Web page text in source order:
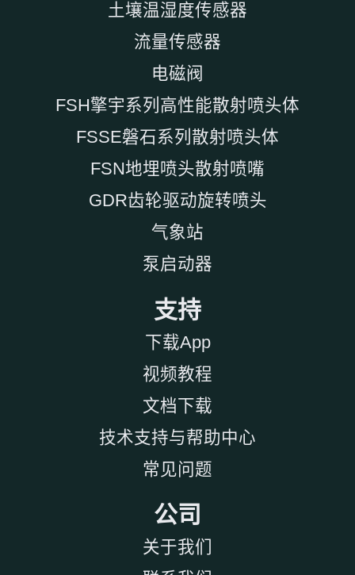
土壤温湿度传感器
流量传感器
电磁阀
FSH擎宇系列高性能散射喷头体
FSSE磐石系列散射喷头体
FSN地埋喷头散射喷嘴
GDR齿轮驱动旋转喷头
气象站
泵启动器
支持
下载App
视频教程
文档下载
技术支持与帮助中心
常见问题
公司
关于我们